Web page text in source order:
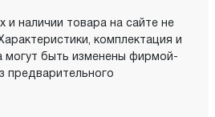
и наличии товара на сайте не
комплектация и
могут быть изменены фирмой-
предварительного